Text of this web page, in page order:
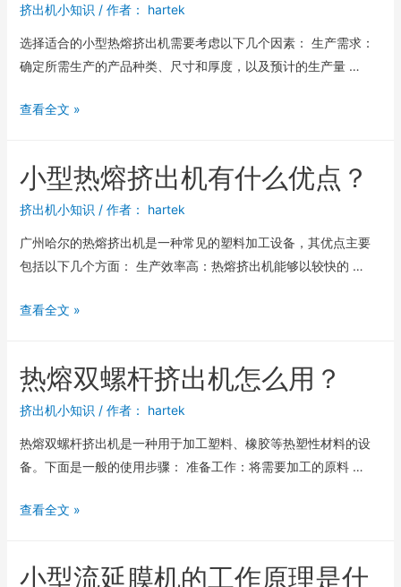
挤出机小知识 / 作者： hartek
选择适合的小型热熔挤出机需要考虑以下几个因素： 生产需求：
确定所需生产的产品种类、尺寸和厚度，以及预计的生产量 …
查看全文 »
小型热熔挤出机有什么优点？
挤出机小知识 / 作者： hartek
广州哈尔的热熔挤出机是一种常见的塑料加工设备，其优点主要
包括以下几个方面： 生产效率高：热熔挤出机能够以较快的 …
查看全文 »
热熔双螺杆挤出机怎么用？
挤出机小知识 / 作者： hartek
热熔双螺杆挤出机是一种用于加工塑料、橡胶等热塑性材料的设
备。下面是一般的使用步骤： 准备工作：将需要加工的原料 …
查看全文 »
小型流延膜机的工作原理是什